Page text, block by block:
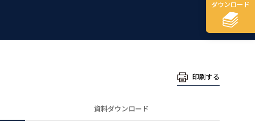
ダウンロード
印刷する
資料ダウンロード